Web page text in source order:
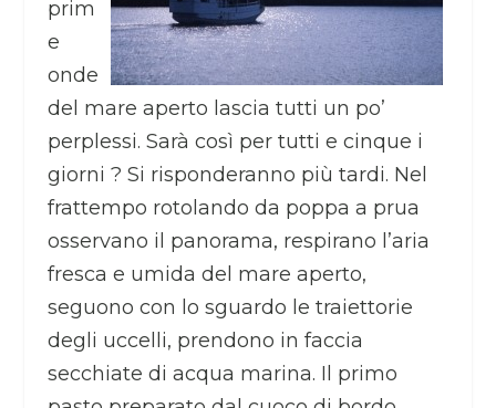
prim
e
onde
del mare aperto lascia tutti un po’
perplessi. Sarà così per tutti e cinque i
giorni ? Si risponderanno più tardi. Nel
frattempo rotolando da poppa a prua
osservano il panorama, respirano l’aria
fresca e umida del mare aperto,
seguono con lo sguardo le traiettorie
degli uccelli, prendono in faccia
secchiate di acqua marina. Il primo